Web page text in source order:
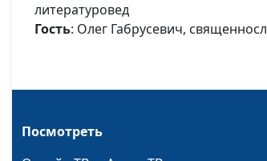
литературовед
Гость: Олег Габрусевич,
Посмотреть